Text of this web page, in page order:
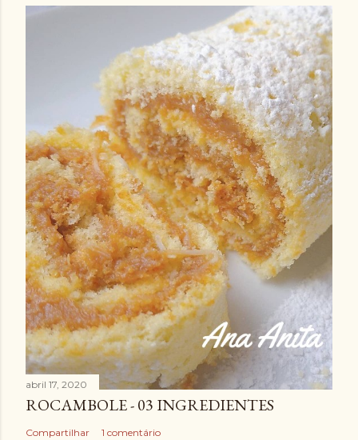
abril 17, 2020
ROCAMBOLE - 03 INGREDIENTES
Compartilhar 1 comentário